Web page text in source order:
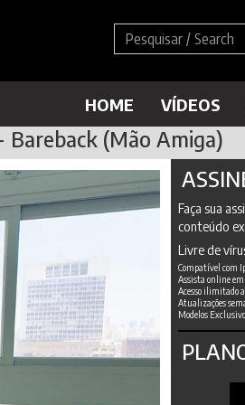
HOME VÍDEOS
(Mão Amiga)
Faça sua
conteúdo
Livre de
Compatível com
Assista online em
Acesso ilimitado
Atualizações
Modelos